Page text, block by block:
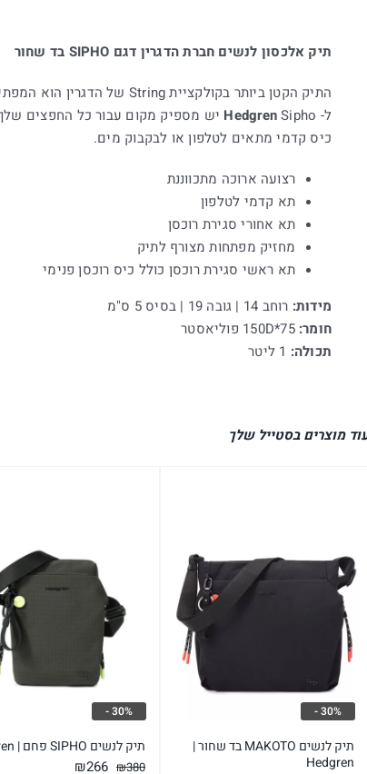
תיק אלכסון לנשים חברת הדגרין דגם SIPHO בד שחור
התיק הקטן ביותר בקולקציית String של הדגרין הוא המפתיע ביותר.
ל-
HedgrenSipho יש מספיק מקום עבור כל החפצים שלך,
כיס קדמי מתאים לטלפון או לבקבוק מים.
רצועה ארוכה מתכווננת
תא קדמי לטלפון
תא אחורי סגירת רוכסן
מחזיק מפתחות מצורף לתיק
תא ראשי סגירת רוכסן כולל כיס רוכסן פנימי
מידות: רוחב 14 | גובה 19 | בסיס 5 ס"מ
חומר: 75*150D פוליאסטר
תכולה:
מוצרים בסטייל שלך
תיק לנשים MAKOTO בד שחור |
Hedgren
30% -
תיק לנשים SIPHO פחם | Hedgren
₪380
המחיר
₪266 המחיר
30% -